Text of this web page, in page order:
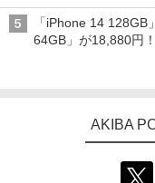
型モニターが9,801
「iPhone 14
64GB」が18,880円
AKIBA